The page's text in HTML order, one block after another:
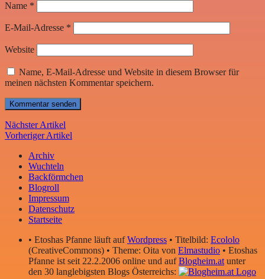
Name *
E-Mail-Adresse *
Website
Name, E-Mail-Adresse und Website in diesem Browser für
meinen nächsten Kommentar speichern.
Nächster Artikel
Vorheriger Artikel
Archiv
Wuchteln
Backförmchen
Blogroll
Impressum
Datenschutz
Startseite
• Etoshas Pfanne läuft aufWordpress • Titelbild: Ecololo
(CreativeCommons) • Theme: Oita von Elmastudio • Etoshas
Pfanne ist seit 22.2.2006 online und aufBlogheim.atunter
den 30 langlebigsten Blogs Österreichs: